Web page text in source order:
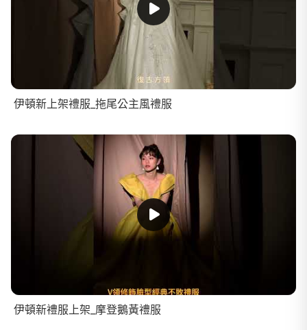
伊頓新上架禮服_拖尾公主風禮服
伊頓新禮服上架_摩登鵝黃禮服